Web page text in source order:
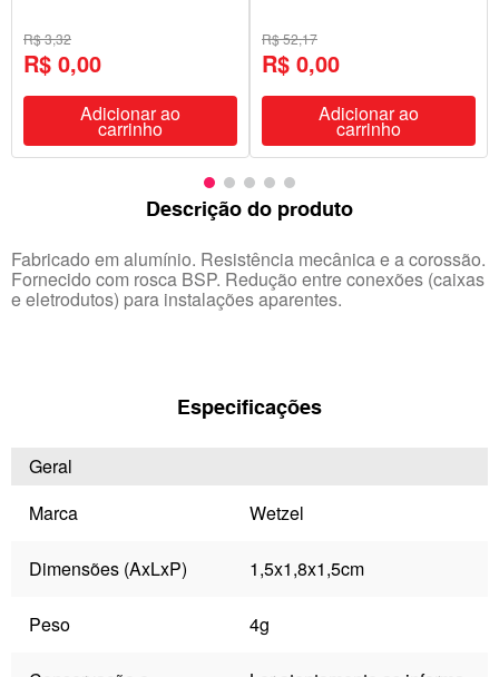
R$ 3,32
R$ 0,00
Adicionar ao
carrinho
R$ 52,17
R$ 0,00
Adicionar ao
carrinho
Descrição do produto
Fabricado em alumínio. Resistência mecânica e a corossão.
Fornecido com rosca BSP. Redução entre conexões (caixas
e eletrodutos) para instalações aparentes.
Especificações
Geral
Marca
Wetzel
Dimensões (AxLxP) 1,5x1,8x1,5cm
Peso 4g